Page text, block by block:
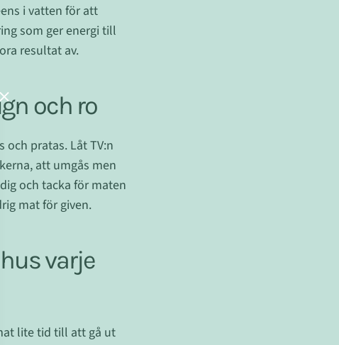
i vatten för att
som ger energi till
resultat av.
och ro
pratas. Låt TV:n
att umgås men
och tacka för maten
mat för given.
varje
lite tid till att gå ut